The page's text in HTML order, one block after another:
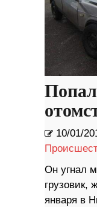
10/01/
Он угнал
грузовик,
января в